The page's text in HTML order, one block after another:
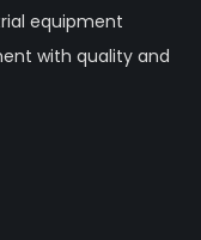
equipment
with quality and